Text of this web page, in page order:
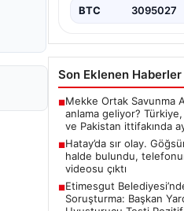
BTC 3095027
Son Eklenen Haberler
■Mekke Ortak Savunma
anlama geliyor?
ve Pakistan ittifakında
■Hatay’da sır olay.
halde bulundu,
videosu çıktı
■Etimesgut
Soruşturma: Başkan